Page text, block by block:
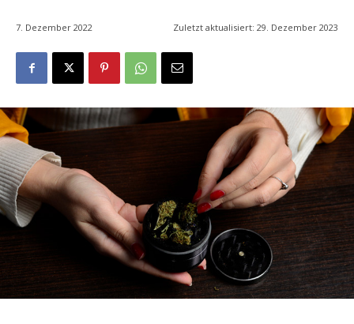
7. Dezember 2022 Zuletzt aktualisiert: 29. Dezember 2023